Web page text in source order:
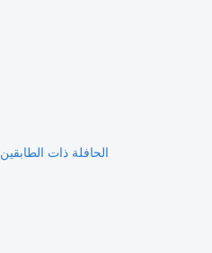
الحافلة ذات الطابقين Setra TopClass S 431 DT